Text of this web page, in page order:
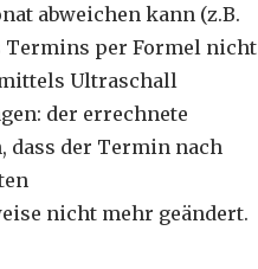
abweichen kann (z.B.
Termins per Formel nicht
Ultraschall
der errechnete
dass der Termin nach
nicht mehr geändert.